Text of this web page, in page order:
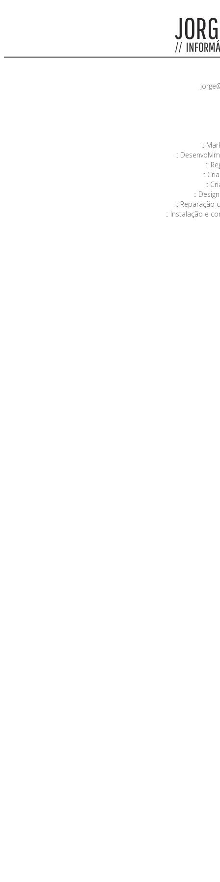
::
::
::
::
::
::
:: Reparação
:: Instalação e